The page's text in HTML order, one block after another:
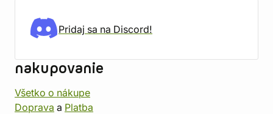
Pridaj sa na Discord!
nakupovanie
Všetko o nákupe
Doprava a Platba